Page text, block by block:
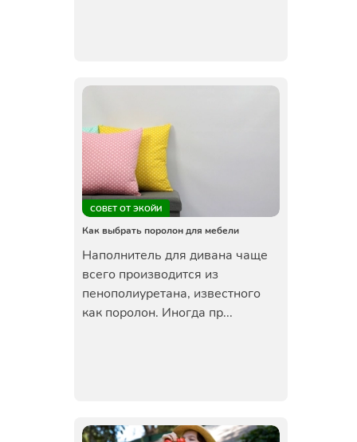
СОВЕТ ОТ ЭКОЙИ
Как выбрать поролон для мебели
Наполнитель для дивана чаще
всего производится из
пенополиуретана, известного
как поролон. Иногда пр...